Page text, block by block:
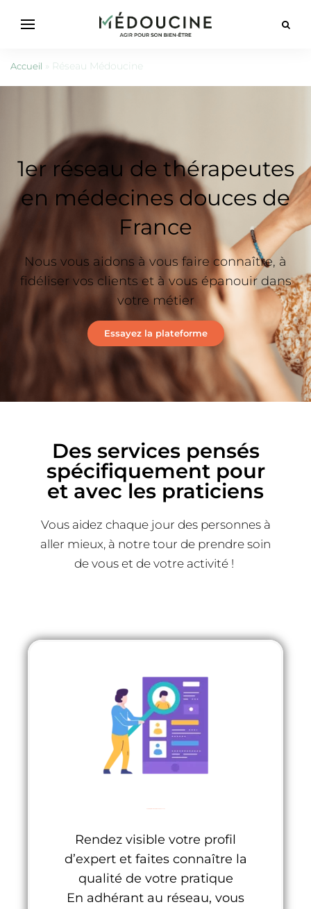
Accueil » Réseau Médoucine
1er réseau de thérapeutes
en médecines douces de
France
Nous vous aidons à vous faire connaître, à
fidéliser vos clients et à vous épanouir dans
votre métier
Essayez la plateforme
Des services pensés
spécifiquement pour
et avec les praticiens
Vous aidez chaque jour des personnes à
aller mieux, à notre tour de prendre soin
de vous et de votre activité !
Rendez visible votre profil
d’expert et faites connaître la
qualité de votre pratique
En adhérant au réseau, vous